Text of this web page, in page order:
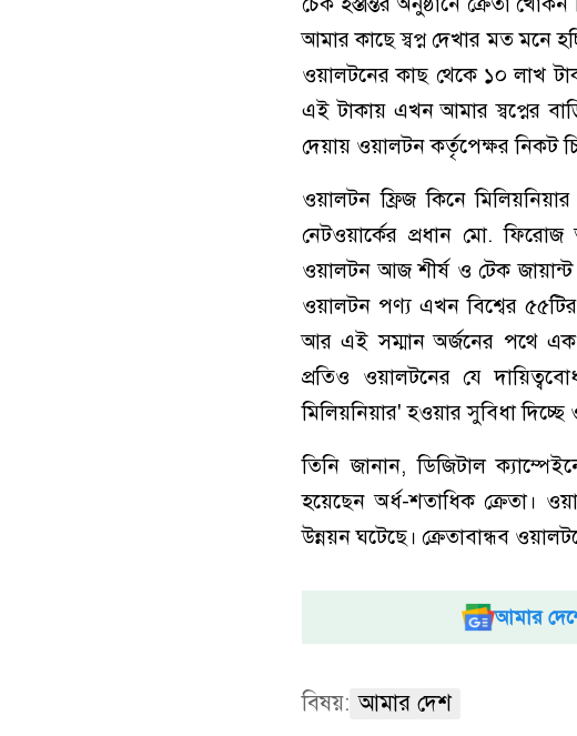
আমার কাছে স্বপ্ন দেখার মত মনে
ওয়ালটনের কাছ থেকে ১০ লাখ
এই টাকায় এখন আমার স্বপ্নের
দেয়ায় ওয়ালটন কর্তৃপেক্ষর নিকট
ওয়ালটন ফ্রিজ কিনে
নেটওয়ার্কের প্রধান মো.
ওয়ালটন আজ শীর্ষ ও টেক জায়ান্ট
ওয়ালটন পণ্য এখন বিশ্বের
আর এই সম্মান অর্জনের পথে এক
প্রতিও ওয়ালটনের যে
মিলিয়নিয়ার' হওয়ার সুবিধা
তিনি জানান, ডিজিটাল
হয়েছেন অর্ধ-শতাধিক ক্রেতা।
উন্নয়ন ঘটেছে। ক্রেতাবান্ধব
আমার
বিষয়: আমার দেশ